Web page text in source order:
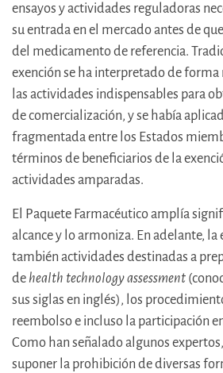
ensayos y actividades reguladoras
su entrada en el mercado antes de
del medicamento de referencia.
exención se ha interpretado de
las actividades indispensables para
de comercialización, y se había
fragmentada entre los Estados
términos de beneficiarios de la
actividades amparadas.
El Paquete Farmacéutico amplía
alcance y lo armoniza. En adelante, la
también actividades destinadas a
de health technology assessment
sus siglas en inglés), los
reembolso e incluso la participación
Como han señalado algunos
suponer la prohibición de diversas